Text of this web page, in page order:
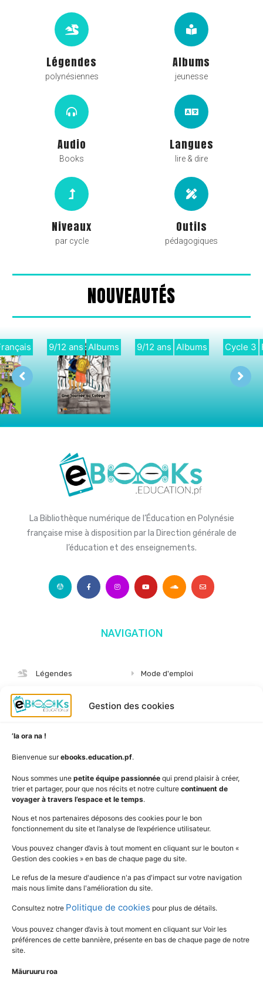
Gestion des cookies
’Ia ora na !
Bienvenue surebooks.education.pf.
Nous sommes une petite équipe passionnée qui prend plaisir à créer,
trier et partager, pour que nos récits et notre culture continuent de
voyager à travers l’espace et le temps.
Nous et nos partenaires déposons des cookies pour le bon
fonctionnement du site et l’analyse de l’expérience utilisateur.
Vous pouvez changer d’avis à tout moment en cliquant sur le bouton «
Gestion des cookies » en bas de chaque page du site.
Le refus de la mesure d'audience n'a pas d'impact sur votre navigation
mais nous limite dans l'amélioration du site.
Consultez notre Politique de cookies pour plus de détails.
Vous pouvez changer d’avis à tout moment en cliquant sur Voir les
préférences de cette bannière, présente en bas de chaque page de notre
site.
Māuruuru roa
Légendes
polynésiennes
Albums
jeunesse
Audio
Books
Langues
lire & dire
Niveaux
par cycle
Outils
pédagogiques
NOUVEAUTÉS
9/12 ans Albums Cycle 3 Français
Didactique
La Bibliothèque numérique de l’Éducation en Polynésie
française mise à disposition par la Direction générale de
l’éducation et des enseignements.
NAVIGATION
Légendes
Albums
Langues
Niveaux
AudioBooks
Outils
Vidéos
Mode d'emploi
Mentions légales
www.education.pf
SUIVEZ L'ACTUALITÉ DE L'ÉDUCATION